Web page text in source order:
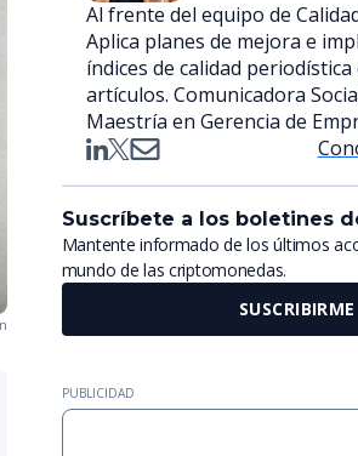
Al frente del equipo de
Aplica planes de mejora e
índices de calidad periodística
artículos. Comunicadora
Maestría en Gerencia de
Suscríbete a los boletines
Mantente informado de los últimos
mundo de las criptomonedas.
SUSCRIBIRME
PUBLICIDAD